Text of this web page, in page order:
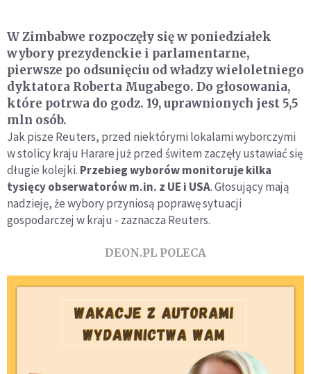
W Zimbabwe rozpoczęły się w poniedziałek
wybory prezydenckie i parlamentarne,
pierwsze po odsunięciu od władzy wieloletniego
dyktatora Roberta Mugabego. Do głosowania,
które potrwa do godz. 19, uprawnionych jest 5,5
mln osób.
Jak pisze Reuters, przed niektórymi lokalami wyborczymi
w stolicy kraju Harare już przed świtem zaczęły ustawiać się
długie kolejki. Przebieg wyborów monitoruje kilka
tysięcy obserwatorów m.in. z UE i USA. Głosujący mają
nadzieję, że wybory przyniosą poprawę sytuacji
gospodarczej w kraju - zaznacza Reuters.
DEON.PL POLECA